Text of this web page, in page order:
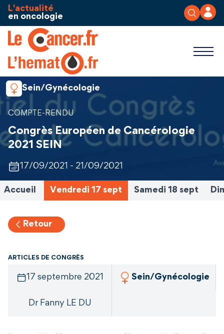
Aller au contenu
L'actualité
en oncologie
Sein/Gynécologie
COMPTE-RENDU
Congrès Européen de Cancérologie
2021 SEIN
17/09/2021 - 21/09/2021
Accueil Vendredi 17 sept Samedi 18 sept
Retour
ARTICLES DE CONGRÈS
17 septembre 2021 Sein/Gynécologie
Dr Fanny LE DU
Panneau de gestion des cookies